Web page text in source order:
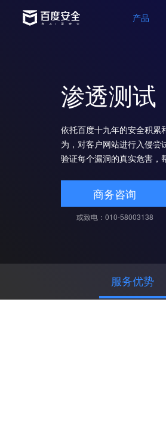
产品
渗透测试
依托百度十九年的安全积累
为，对客户网站进行入侵尝
验证每个漏洞的真实危害，
商务咨询
或致电：010-58003138
服务优势